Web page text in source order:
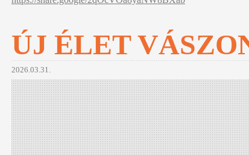
ÚJ ÉLET
2026.03.31.